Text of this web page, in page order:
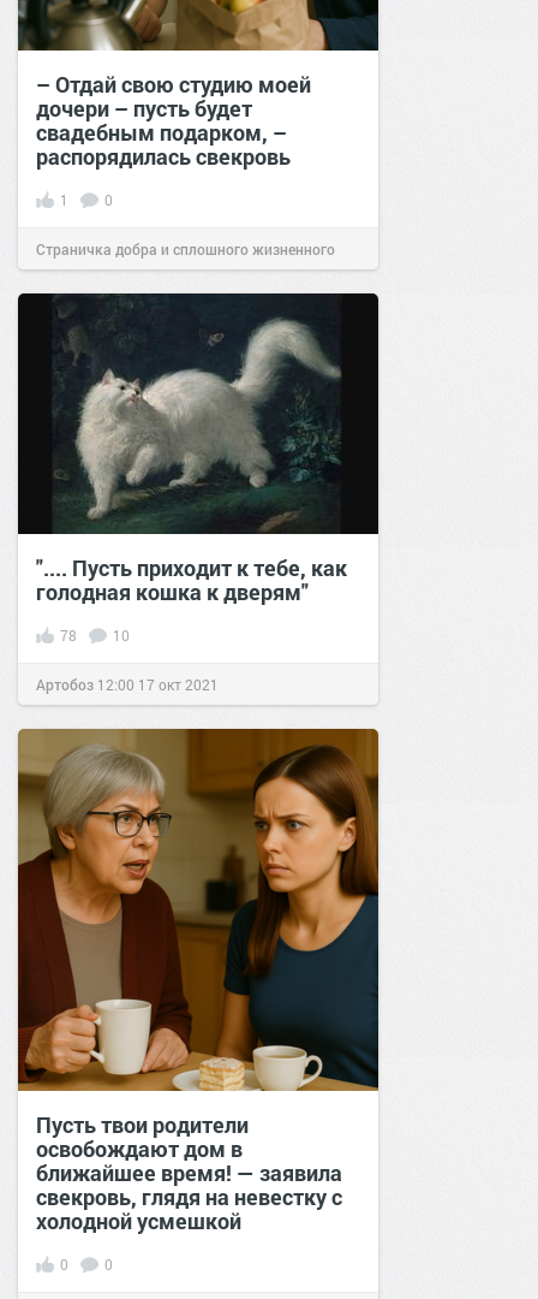
– Отдай свою студию моей
дочери – пусть будет
свадебным подарком, –
распорядилась свекровь
1 0
Страничка добра и сплошного жизненного
позитива!14:2018 окт 2025
".... Пусть приходит к тебе, как
голодная кошка к дверям"
78 10
Артобоз 12:00 17 окт 2021
Пусть твои родители
освобождают дом в
ближайшее время! — заявила
свекровь, глядя на невестку с
холодной усмешкой
0 0